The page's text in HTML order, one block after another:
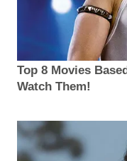
Top 8 Movies
Watch Them!